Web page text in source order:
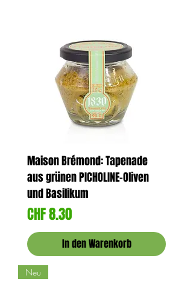
Maison Brémond: Tapenade
aus grünen PICHOLINE-Oliven
und Basilikum
Preis
CHF 8.30
In den Warenkorb
Neu